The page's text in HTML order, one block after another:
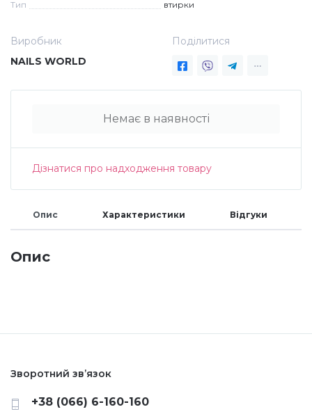
Декор для нігтів
Наклейки гнучкі лінії
Наліпки гнучкі лінії
Меланж (цукровий ефект)
Каміфубукі (конфетті)
Тип
втирки
Виробник
NAILS WORLD
Поділитися
Немає в наявності
Дізнатися про надходження товару
Опис Характеристики Відгуки
Опис
Зворотний зв’язок
+38 (066) 6-160-160